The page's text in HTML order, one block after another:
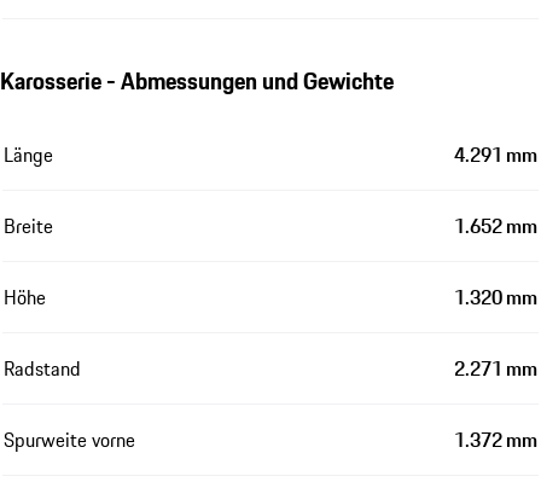
Karosserie - Abmessungen und Gewichte
Länge 4.291 mm
Breite 1.652 mm
Höhe 1.320 mm
Radstand 2.271 mm
Spurweite vorne 1.372 mm